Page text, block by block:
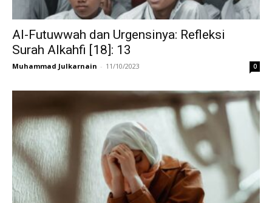
Al-Futuwwah dan Urgensinya: Refleksi
Surah Alkahfi [18]: 13
Muhammad Julkarnain - 11/10/2023 0